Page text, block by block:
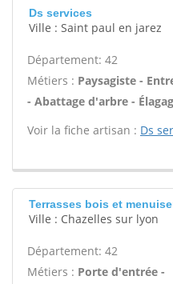
Ds services
Ville : Saint paul en jarez
Département: 42
Métiers : Paysagiste -
- Abattage d'arbre -
Voir la fiche artisan : Ds
Terrasses bois et
Ville : Chazelles sur lyon
Département: 42
Métiers : Porte d'entrée -